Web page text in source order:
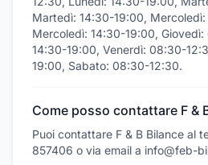
Martedì: 14:30-19:00,
Mercoledì: 14:30-19:00,
14:30-19:00, Venerdì: 08:30-
19:00, Sabato: 08:30-12:30.
Come posso contattare F &
Puoi contattare F & B Bilance al
857406 o via email a info@feb-